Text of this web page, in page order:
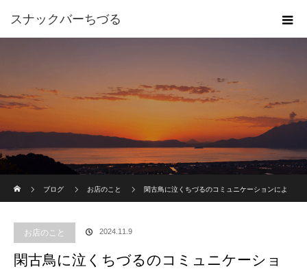
スナックバーちづる
ブログ
お店のこと 閑古鳥に泣くちづるのコミュニケーションによ
お店のこと 2024.11.9
閑古鳥に泣くちづるのコミュニケーショ